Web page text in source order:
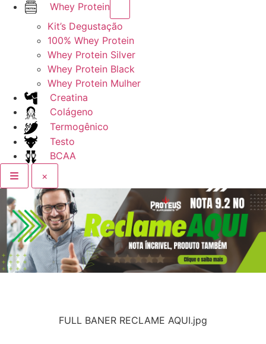
Whey Protein
Kit’s Degustação
100% Whey Protein
Whey Protein Silver
Whey Protein Black
Whey Protein Mulher
Creatina
Colágeno
Termogênico
Testo
BCAA
×
FULL BANER RECLAME AQUI.jpg